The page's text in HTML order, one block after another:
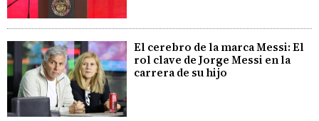
El cerebro de la marca Messi: El
rol clave de Jorge Messi en la
carrera de su hijo